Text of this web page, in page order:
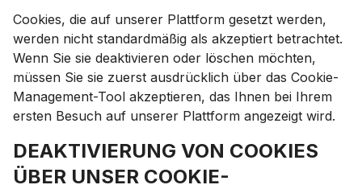
Cookies, die auf unserer Plattform gesetzt werden,
werden nicht standardmäßig als akzeptiert betrachtet.
Wenn Sie sie deaktivieren oder löschen möchten,
müssen Sie sie zuerst ausdrücklich über das Cookie-
Management-Tool akzeptieren, das Ihnen bei Ihrem
ersten Besuch auf unserer Plattform angezeigt wird.
DEAKTIVIERUNG VON COOKIES
ÜBER UNSER COOKIE-